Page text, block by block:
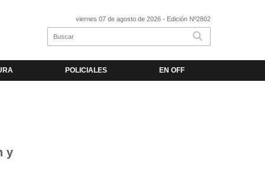
viernes 07 de agosto de 2026 - Edición Nº2802
POLICIALES EN OFF
y